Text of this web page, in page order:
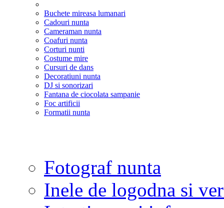
Buchete mireasa lumanari
Cadouri nunta
Cameraman nunta
Coafuri nunta
Corturi nunti
Costume mire
Cursuri de dans
Decoratiuni nunta
DJ si sonorizari
Fantana de ciocolata sampanie
Foc artificii
Formatii nunta
Fotograf nunta
Inele de logodna si